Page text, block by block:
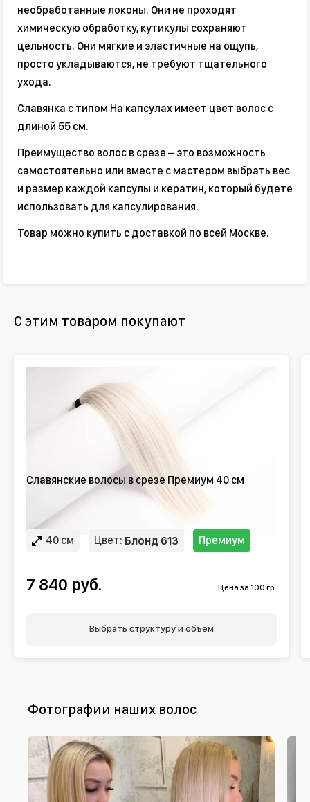
необработанные локоны. Они не проходят
химическую обработку, кутикулы сохраняют
цельность. Они мягкие и эластичные на ощупь,
просто укладываются, не требуют тщательного
ухода.
Славянка с типом На капсулах имеет цвет волос с
длиной 55 см.
Преимущество волос в срезе – это возможность
самостоятельно или вместе с мастером выбрать вес
и размер каждой капсулы и кератин, который будете
использовать для капсулирования.
Товар можно купить с доставкой по всей Москве.
С этим товаром покупают
Славянские волосы в срезе Премиум 40 см
40 см Цвет: Блонд 613 Премиум
7 840 руб. Цена за 100 гр.
Выбрать структуру и объем
Фотографии наших волос